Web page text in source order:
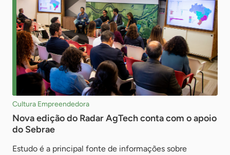
Cultura Empreendedora
Nova edição do Radar AgTech conta com o apoio
do Sebrae
Estudo é a principal fonte de informações sobre